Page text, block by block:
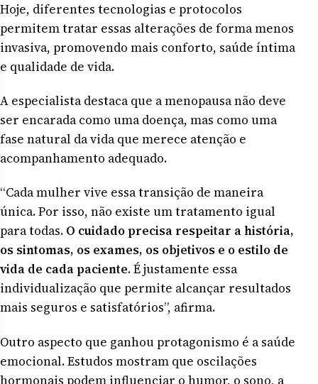
Hoje, diferentes tecnologias e protocolos
permitem tratar essas alterações de forma menos
invasiva, promovendo mais conforto, saúde íntima
e qualidade de vida.
A especialista destaca que a menopausa não deve
ser encarada como uma doença, mas como uma
fase natural da vida que merece atenção e
acompanhamento adequado.
“Cada mulher vive essa transição de maneira
única. Por isso, não existe um tratamento igual
para todas. O cuidado precisa respeitar a história,
os sintomas, os exames, os objetivos e o estilo de
vida de cada paciente. É justamente essa
individualização que permite alcançar resultados
mais seguros e satisfatórios”, afirma.
Outro aspecto que ganhou protagonismo é a saúde
emocional. Estudos mostram que oscilações
hormonais podem influenciar o humor, o sono, a